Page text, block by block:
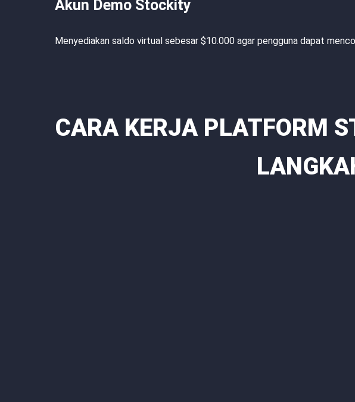
Akun Demo Stockity
Menyediakan saldo virtual sebesar $10.000 agar pengguna dapat
CARA KERJA PLATFORM